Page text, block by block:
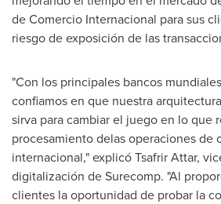
de Comercio Internacional para sus
riesgo de exposición de las
"Con los principales bancos
confiamos en que nuestra
sirva para cambiar el juego en lo que
procesamiento delas operaciones de
internacional," explicó Tsafrir Attar,
digitalización de Surecomp. "Al
clientes la oportunidad de probar la